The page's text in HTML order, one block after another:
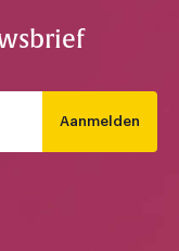
Aanmelden